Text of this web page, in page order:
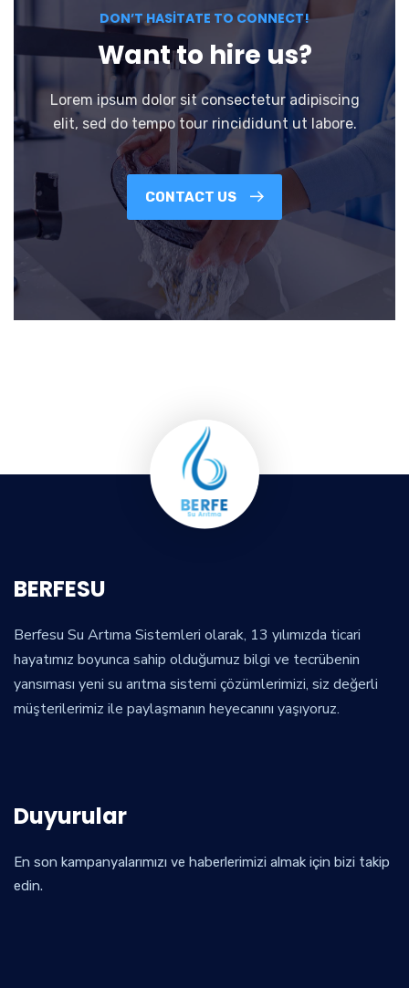
DON’T HASITATE TO CONNECT!
Want to hire us?
Lorem ipsum dolor sit consectetur adipiscing
elit, sed do tempo tour rincididunt ut labore.
CONTACT US
BERFESU
Berfesu Su Artıma Sistemleri olarak, 13 yılımızda ticari
hayatımız boyunca sahip olduğumuz bilgi ve tecrübenin
yansıması yeni su arıtma sistemi çözümlerimizi, siz değerli
müşterilerimiz ile paylaşmanın heyecanını yaşıyoruz.
Duyurular
En son kampanyalarımızı ve haberlerimizi almak için bizi takip
edin.